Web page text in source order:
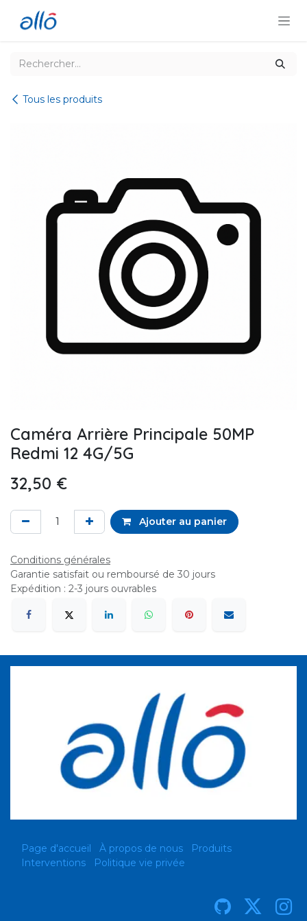
Tous les produits
Caméra Arrière Principale 50MP
Redmi 12 4G/5G
32,50 €
Ajouter au panier
Conditions générales
Garantie satisfait ou remboursé de 30 jours
Expédition : 2-3 jours ouvrables
Page d'accueil À propos de nous
Produits
Interventions
Politique vie privée